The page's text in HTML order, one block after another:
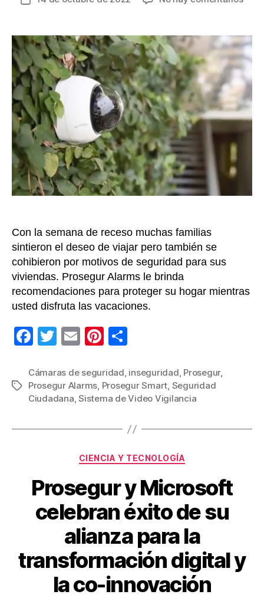
entrada
el
de
“la
casa
sola”,
siga
viaje
Con la semana de receso muchas familias
sintieron el deseo de viajar pero también se
cohibieron por motivos de seguridad para sus
viviendas. Prosegur Alarms le brinda
recomendaciones para proteger su hogar mientras
usted disfruta las vacaciones.
F
c
e
o
T
tt
er
E
ail
Pi
er
e
m
p
tir
Etiquetas
Cámaras de seguridad, inseguridad, Prosegur,
Prosegur Alarms, Prosegur Smart, Seguridad
Ciudadana,Sistema de Video Vigilancia
Categorías
CIENCIA Y TECNOLOGÍA
Prosegur y Microsoft
celebran éxito de su
alianza para la
transformación digital y
la co-innovación